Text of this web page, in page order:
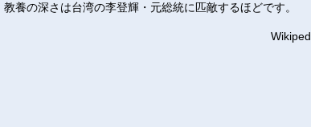
教養の深さは台湾の李登輝・元総統に匹敵するほどです。